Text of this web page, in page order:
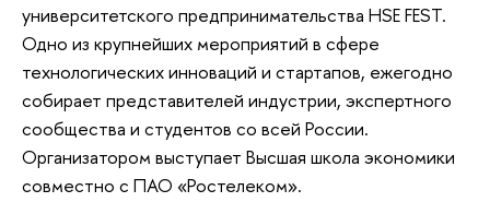
университетского предпринимательства HSE FEST.
Одно из крупнейших мероприятий в сфере
технологических инноваций и стартапов, ежегодно
собирает представителей индустрии, экспертного
сообщества и студентов со всей России.
Организатором выступает Высшая школа экономики
совместно с ПАО «Ростелеком».